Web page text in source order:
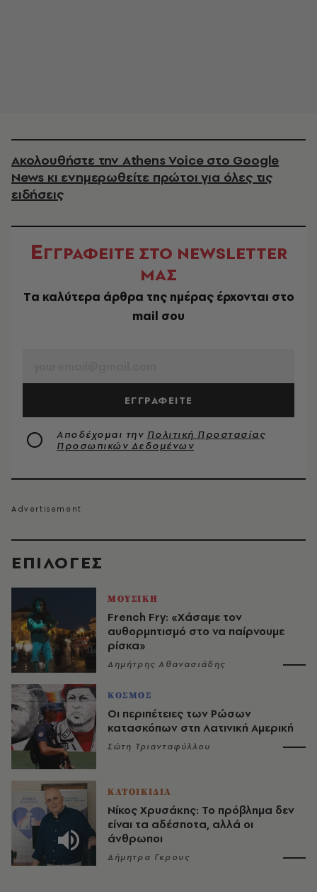
EΠΙΛΟΓΈΣ
ΜΟΥΣΙΚΗ
French Fry: «Χάσαμε τον
αυθορμητισμό στο να παίρνουμε
ρίσκα»
Δημήτρης Αθανασιάδης
ΚΟΣΜΟΣ
Οι περιπέτειες των Ρώσων
κατασκόπων στη Λατινική Αμερική
Σώτη Τριανταφύλλου
ΚΑΤΟΙΚΙΔΙΑ
Νίκος Χρυσάκης: Το πρόβλημα δεν
είναι τα αδέσποτα, αλλά οι
άνθρωποι
Δήμητρα Γκρους
Ακολουθήστε την Athens Voice στο Google
News κι ενημερωθείτε πρώτοι για όλες τις
ειδήσεις
ΕΓΓΡΑΦΕΙΤΕ ΣΤΟ NEWSLETTER
ΜΑΣ
Tα καλύτερα άρθρα της ημέρας έρχονται στο
mail σου
ΕΓΓΡΑΦΕΙΤΕ
Αποδέχομαι την Πολιτική Προστασίας
Προσωπικών Δεδομένων